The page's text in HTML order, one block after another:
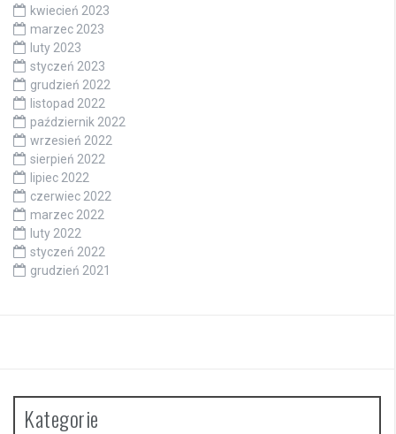
kwiecień 2023
marzec 2023
luty 2023
styczeń 2023
grudzień 2022
listopad 2022
październik 2022
wrzesień 2022
sierpień 2022
lipiec 2022
czerwiec 2022
marzec 2022
luty 2022
styczeń 2022
grudzień 2021
Kategorie